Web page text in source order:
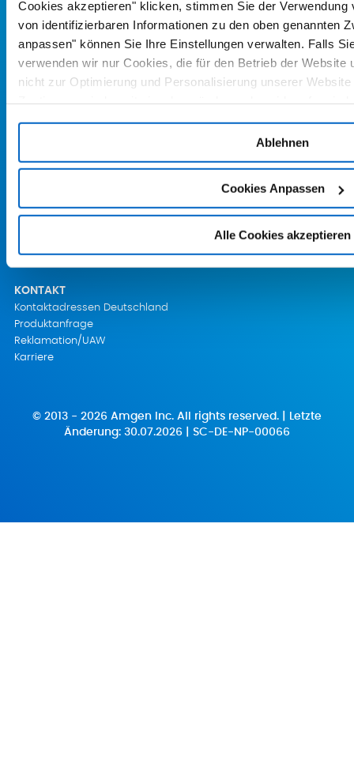
Cookies akzeptieren" klicken, stimmen Sie der Verwendung
von identifizierbaren Informationen zu den oben genannten
anpassen" können Sie Ihre Einstellungen verwalten. Falls
verwenden wir nur Cookies, die für den Betrieb der Website
nicht zur Optimierung und Personalisierung unserer
auf "Cookie-Einstellungen" klicken.
Alle Cookies akzeptieren
Cookies Anpassen
Ablehnen
Investoren
Presse
Cookie-Richtlinien
Nutzungsbedingungen
Meldung UAW & Reklamationen
Fach-/Gebrauchsinformationen
Logout
KONTAKT
Kontaktadressen Deutschland
Produktanfrage
Reklamation/UAW
Karriere
© 2013 - 2026 Amgen Inc. All rights reserved. | Letzte
Änderung: 30.07.2026 | SC-DE-NP-00066